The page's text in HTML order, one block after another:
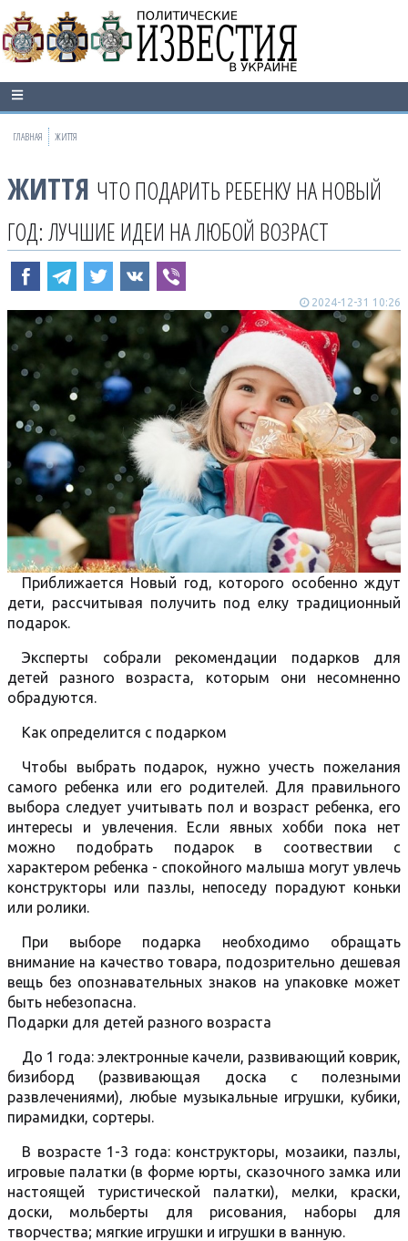
ГЛАВНАЯ ЖИТТЯ
ЖИТТЯ ЧТО ПОДАРИТЬ РЕБЕНКУ НА НОВЫЙ
ГОД: ЛУЧШИЕ ИДЕИ НА ЛЮБОЙ ВОЗРАСТ
2024-12-31 10:26
Приближается Новый год, которого особенно ждут
дети, рассчитывая получить под елку традиционный
подарок.
Эксперты собрали рекомендации подарков для
детей разного возраста, которым они несомненно
обрадуются.
Как определится с подарком
Чтобы выбрать подарок, нужно учесть пожелания
самого ребенка или его родителей. Для правильного
выбора следует учитывать пол и возраст ребенка, его
интересы и увлечения. Если явных хобби пока нет
можно подобрать подарок в соотвествии с
характером ребенка - спокойного малыша могут увлечь
конструкторы или пазлы, непоседу порадуют коньки
или ролики.
При выборе подарка необходимо обращать
внимание на качество товара, подозрительно дешевая
вещь без опознавательных знаков на упаковке может
быть небезопасна.
Подарки для детей разного возраста
До 1 года: электронные качели, развивающий коврик,
бизиборд (развивающая доска с полезными
развлечениями), любые музыкальные игрушки, кубики,
пирамидки, сортеры.
В возрасте 1-3 года: конструкторы, мозаики, пазлы,
игровые палатки (в форме юрты, сказочного замка или
настоящей туристической палатки), мелки, краски,
доски, мольберты для рисования, наборы для
творчества; мягкие игрушки и игрушки в ванную.